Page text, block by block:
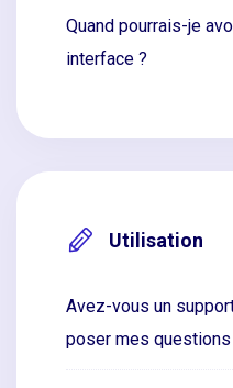
Quand pourrais-je
interface ?
Utilisation
Avez-vous un
poser mes questions